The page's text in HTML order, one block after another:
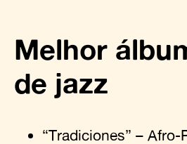
Melhor
de jazz
“Tradiciones” – Afro-